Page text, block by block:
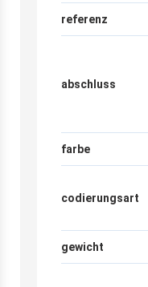
referenz
abschluss
farbe
codierungsart
gewicht